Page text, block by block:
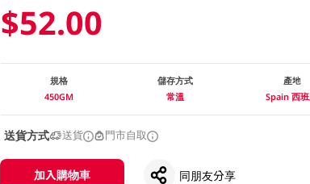
$52.00
規格
450GM
儲存方式
常溫
產地
Spain 西
送貨方式 送貨 門市自取
加入購物車 同朋友分享